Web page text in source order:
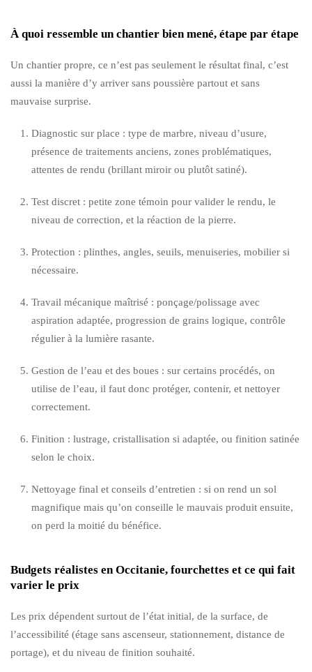
À quoi ressemble un chantier bien mené, étape par étape
Un chantier propre, ce n’est pas seulement le résultat final, c’est
aussi la manière d’y arriver sans poussière partout et sans
mauvaise surprise.
Diagnostic sur place : type de marbre, niveau d’usure,
présence de traitements anciens, zones problématiques,
attentes de rendu (brillant miroir ou plutôt satiné).
Test discret : petite zone témoin pour valider le rendu, le
niveau de correction, et la réaction de la pierre.
Protection : plinthes, angles, seuils, menuiseries, mobilier si
nécessaire.
Travail mécanique maîtrisé : ponçage/polissage avec
aspiration adaptée, progression de grains logique, contrôle
régulier à la lumière rasante.
Gestion de l’eau et des boues : sur certains procédés, on
utilise de l’eau, il faut donc protéger, contenir, et nettoyer
correctement.
Finition : lustrage, cristallisation si adaptée, ou finition satinée
selon le choix.
Nettoyage final et conseils d’entretien : si on rend un sol
magnifique mais qu’on conseille le mauvais produit ensuite,
on perd la moitié du bénéfice.
Budgets réalistes en Occitanie, fourchettes et ce qui fait
varier le prix
Les prix dépendent surtout de l’état initial, de la surface, de
l’accessibilité (étage sans ascenseur, stationnement, distance de
portage), et du niveau de finition souhaité.